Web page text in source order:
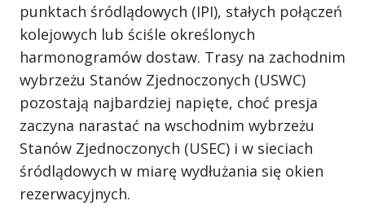
punktach śródlądowych (IPI), stałych połączeń
kolejowych lub ściśle określonych
harmonogramów dostaw. Trasy na zachodnim
wybrzeżu Stanów Zjednoczonych (USWC)
pozostają najbardziej napięte, choć presja
zaczyna narastać na wschodnim wybrzeżu
Stanów Zjednoczonych (USEC) i w sieciach
śródlądowych w miarę wydłużania się okien
rezerwacyjnych.